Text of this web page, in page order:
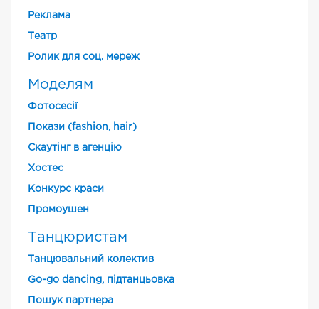
Реклама
Театр
Ролик для соц. мереж
Моделям
Фотосесії
Покази (fashion, hair)
Скаутінг в агенцію
Хостес
Конкурс краси
Промоушен
Танцюристам
Танцювальний колектив
Go-go dancing, підтанцьовка
Пошук партнера